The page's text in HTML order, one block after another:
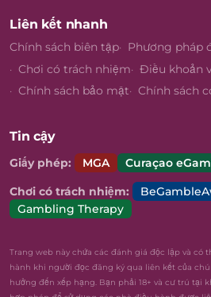
Liên kết nhanh
Chính sách biên tập
Phương pháp
Chơi có trách nhiệm
Điều khoản
Chính sách bảo mật
Chính sách
Tin cậy
Giấy phép: MGA Curaçao
Chơi có trách nhiệm:
Gambling Therapy
Trang web này chứa các đánh giá độc lập và có
hành khi người đọc đăng ký qua liên kết của
hưởng đến xếp hạng. Bạn phải 18+ và cư trú tại